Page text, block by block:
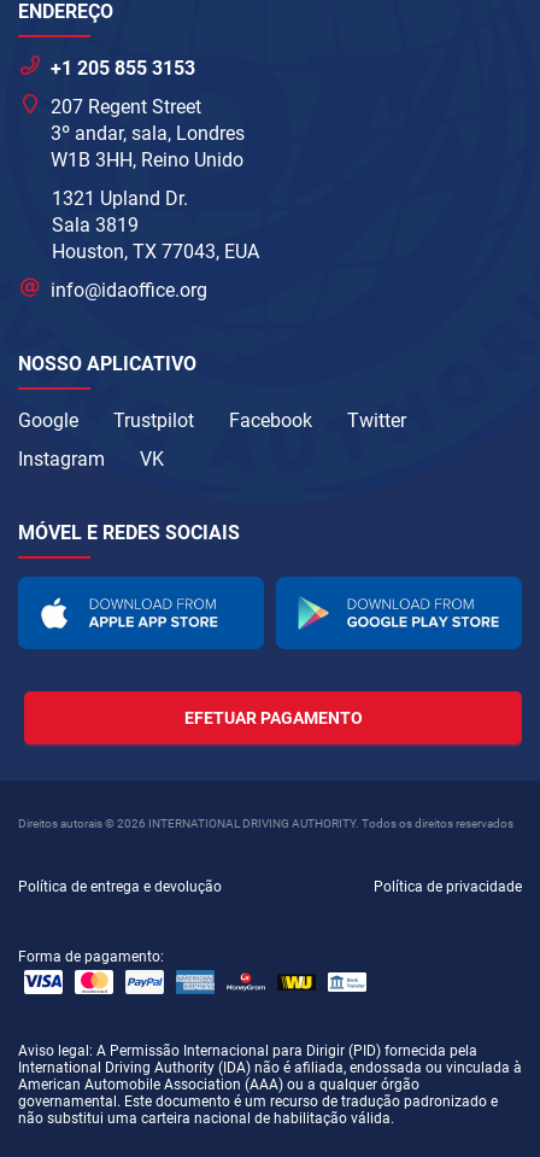
ENDEREÇO
+1 205 855 3153
207 Regent Street
3º andar, sala, Londres
W1B 3HH, Reino Unido
1321 Upland Dr.
Sala 3819
Houston, TX 77043, EUA
info@idaoffice.org
NOSSO APLICATIVO
Google Trustpilot Facebook
Twitter
Instagram
VK
MÓVEL E REDES SOCIAIS
EFETUAR PAGAMENTO
Direitos autorais © 2026 INTERNATIONAL DRIVING AUTHORITY. Todos os direitos reservados
Política de entrega e devolução Política de privacidade
Forma de pagamento:
Aviso legal : A Permissão Internacional para Dirigir (PID) fornecida pela
International Driving Authority (IDA) não é afiliada, endossada ou vinculada à
American Automobile Association (AAA) ou a qualquer órgão
governamental. Este documento é um recurso de tradução padronizado e
não substitui uma carteira nacional de habilitação válida.